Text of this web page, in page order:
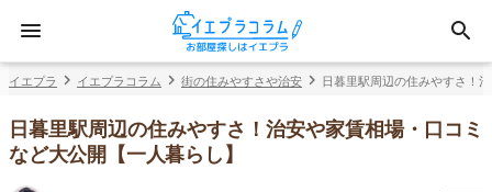
イエプラ イエプラコラム 街の住みやすさや治安 日暮里駅周辺の住みやすさ！
日暮里駅周辺の住みやすさ！治安や家賃相場・口コミ
など大公開【一人暮らし】